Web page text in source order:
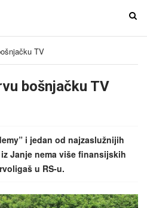
T
i
TV
bošnjačku TV
i jedan od najzaslužnijih
Janje nema više finansijskih
u RS-u.